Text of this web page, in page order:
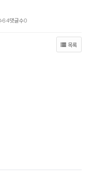
64댓글수0
목록